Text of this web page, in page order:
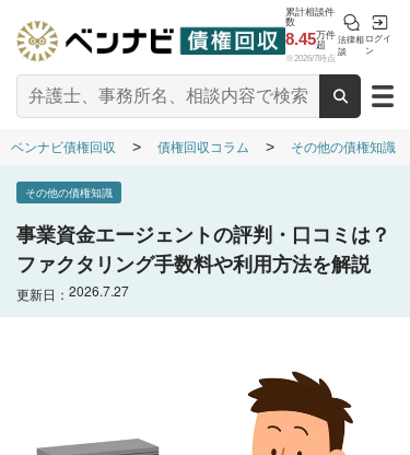
累計相談件
数
8.45万件
超
※2026/7時点
法律相
談
ログイ
ン
ベンナビ債権回収 債権回収コラム その他の債権知識
その他の債権知識
事業資金エージェントの評判・口コミは？
ファクタリング手数料や利用方法を解説
更新日： 2026.7.27